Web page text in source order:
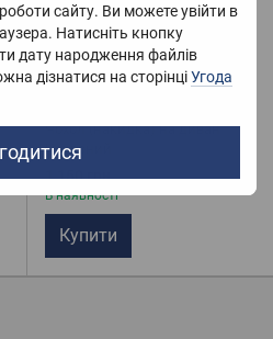
сайту. Ви можете увійти в
Натисніть кнопку
дату народження файлів
дізнатися на сторінціУгода
Чохол (накидка) на диван
Червоний
1 150 грн
В наявності
Купити